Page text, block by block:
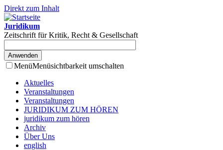
Direkt zum Inhalt
Juridikum
Zeitschrift für Kritik, Recht & Gesellschaft
MenüMenüsichtbarkeit umschalten
Aktuelles
Veranstaltungen
Veranstaltungen
JURIDIKUM ZUM HÖREN
juridikum zum hören
Archiv
Über Uns
english